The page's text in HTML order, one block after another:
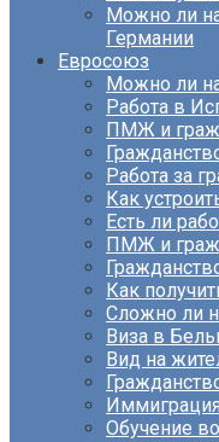
Можно ли
Германии
Евросоюз
Можно ли
Работа в
ПМЖ и
Работа за
Как
Есть ли
ПМЖ и
Как
Сложно ли
Виза в
Вид на
Обучение